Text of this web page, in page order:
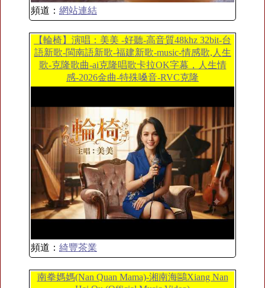
頻道： 網站連結
【輪椅】演唱：美美 -好聽-高音質48khz 32bit-台
語新歌-閩南語新歌-福建新歌-music-情感歌,人生
歌-克隆歌曲-ai克隆唱歌卡拉OK字幕，人生情
感-2026金曲-特殊嗓音-RVC克隆
頻道： 綺豐茶業
南拳媽媽(Nan Quan Mama)-湘南海鷗Xiang Nan